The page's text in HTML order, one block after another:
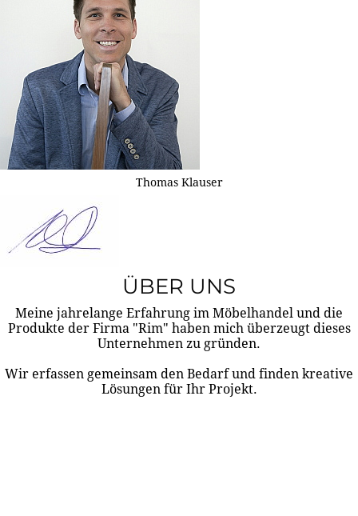
Thomas Klauser
ÜBER UNS
Meine jahrelange Erfahrung im Möbelhandel und die
Produkte der Firma "Rim" haben mich überzeugt dieses
Unternehmen zu gründen.
Wir erfassen gemeinsam den Bedarf und finden kreative
Lösungen für Ihr Projekt.